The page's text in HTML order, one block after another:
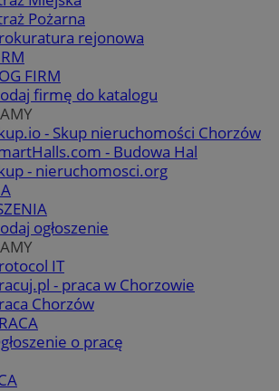
Pożarna
rejonowa
FIRM
firmę do katalogu
- Skup nieruchomości Chorzów
- Budowa Hal
- nieruchomosci.org
ogłoszenie
IT
- praca w Chorzowie
Chorzów
o pracę